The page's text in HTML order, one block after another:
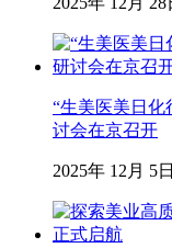
“生美医美日化
讨会在京召开
2025年 12月 5日